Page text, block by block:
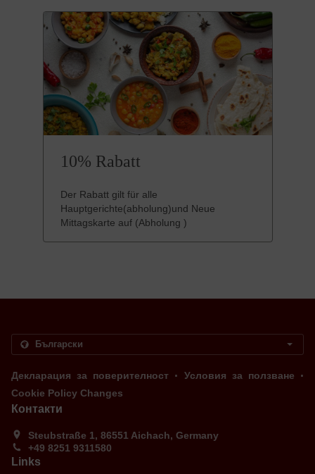
10% Rabatt
Der Rabatt gilt für alle
Hauptgerichte(abholung)und Neue
Mittagskarte auf (Abholung )
Декларация за поверителност . Условия за ползване .
Cookie Policy Changes
Контакти
Steubstraße 1, 86551 Aichach, Germany
+49 8251 9311580
Links